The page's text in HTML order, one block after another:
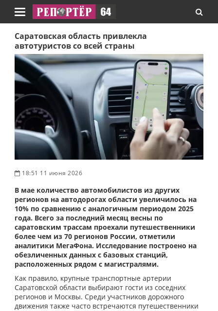
Навигация
Саратовская область привлекла
автотуристов со всей страны
18:51 11 июня 2026
В мае количество автомобилистов из других
регионов на автодорогах области увеличилось на
10% по сравнению с аналогичным периодом 2025
года. Всего за последний месяц весны по
саратовским трассам проехали путешественники
более чем из 70 регионов России, отметили
аналитики МегаФона. Исследование построено на
обезличенных данных с базовых станций,
расположенных рядом с магистралями.
Как правило, крупные транспортные артерии
Саратовской области выбирают гости из соседних
регионов и Москвы. Среди участников дорожного
движения также часто встречаются путешественники